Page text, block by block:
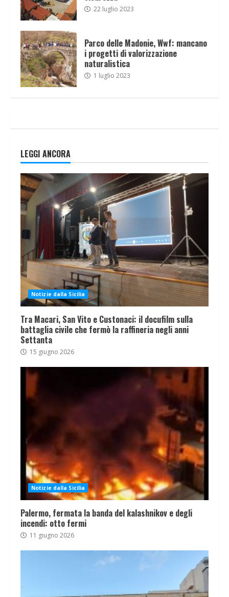
22 luglio 2023
Parco delle Madonie, Wwf: mancano
i progetti di valorizzazione
naturalistica
1 luglio 2023
LEGGI ANCORA
Notizie dalla Sicilia
Tra Macari, San Vito e Custonaci: il docufilm sulla
battaglia civile che fermò la raffineria negli anni
Settanta
15 giugno 2026
Notizie dalla Sicilia
Palermo, fermata la banda del kalashnikov e degli
incendi: otto fermi
11 giugno 2026